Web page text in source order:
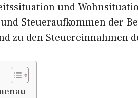
und
Steueraufkommen der
zu den Steuereinnahmen